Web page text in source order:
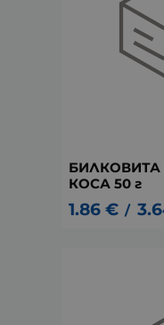
КОСА 50 г
1.86 € /